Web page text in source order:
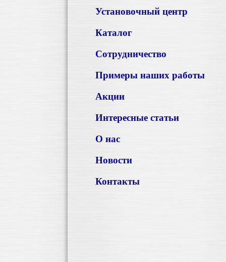
Установочный центр
Каталог
Сотрудничество
Примеры наших работы
Акции
Интересные статьи
О нас
Новости
Контакты